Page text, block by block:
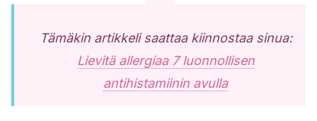
Tämäkin artikkeli saattaa kiinnostaa sinua:
Lievitä allergiaa 7 luonnollisen
antihistamiinin avulla